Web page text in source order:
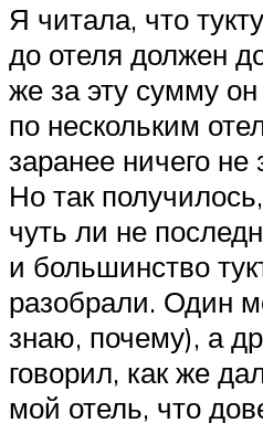
Я читала, что
до отеля должен
же за эту сумму
по нескольким
заранее ничего не
Но так
чуть ли не
и большинство
разобрали. Один
знаю, почему), а
говорил, как же
мой отель, что